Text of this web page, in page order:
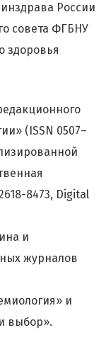
России
совета ФГБНУ
здоровья
(ISSN 0507–
8473, Digital
и
журналов
и
выбор».